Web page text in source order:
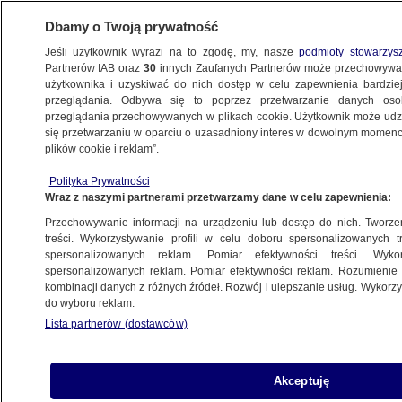
ŚWIAT
Twierdzą, że znają odpowiedź
7.10.2021, 18:23
Udostępnij
Grupa samozwańczych śledczych o nazwie
Tożsamość zabójcy, któremu przypisuje się co
Dbamy o Twoją prywatność
Jeśli użytkownik wyrazi na to zgodę, my, naszepodmioty
Partnerów IAB oraz30 innych Zaufanych Partnerów może
użytkownika i uzyskiwać do nich dostęp w celu zapewnienia
przeglądania. Odbywa się to poprzez przetwarzanie danych
przeglądania przechowywanych w plikach cookie. Użytkownik może
się przetwarzaniu w oparciu o uzasadniony interes w dowolnym
plików cookie i reklam”.
Polityka Prywatności
Wraz z naszymi partnerami przetwarzamy dane w celu zapewnienia:
Przechowywanie informacji na urządzeniu lub dostęp do nich.
treści. Wykorzystywanie profili w celu doboru spersonalizowanych
spersonalizowanych reklam. Pomiar efektywności treści.
spersonalizowanych reklam. Pomiar efektywności reklam.
kombinacji danych z różnych źródeł. Rozwój i ulepszanie usług.
do wyboru reklam.
Lista partnerów (dostawców)
Akceptuję